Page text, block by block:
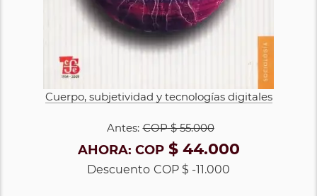
Cuerpo, subjetividad y tecnologías digitales
Antes: COP$ 55.000
AHORA: COP$ 44.000
Descuento COP $ -11.000